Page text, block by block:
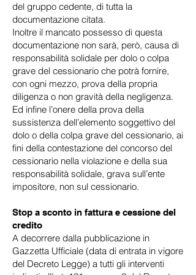
del gruppo cedente, di tutta la
documentazione citata.
Inoltre il mancato possesso di questa
documentazione non sarà, però, causa di
responsabilità solidale per dolo o colpa
grave del cessionario che potrà fornire,
con ogni mezzo, prova della propria
diligenza o non gravità della negligenza.
Ed infine l’onere della prova della
sussistenza dell’elemento soggettivo del
dolo o della colpa grave del cessionario, ai
fini della contestazione del concorso del
cessionario nella violazione e della sua
responsabilità solidale, grava sull’ente
impositore, non sul cessionario.
Stop a sconto in fattura e cessione del
credito
A decorrere dalla pubblicazione in
Gazzetta Ufficiale (data di entrata in vigore
del Decreto Legge) a tutti gli interventi